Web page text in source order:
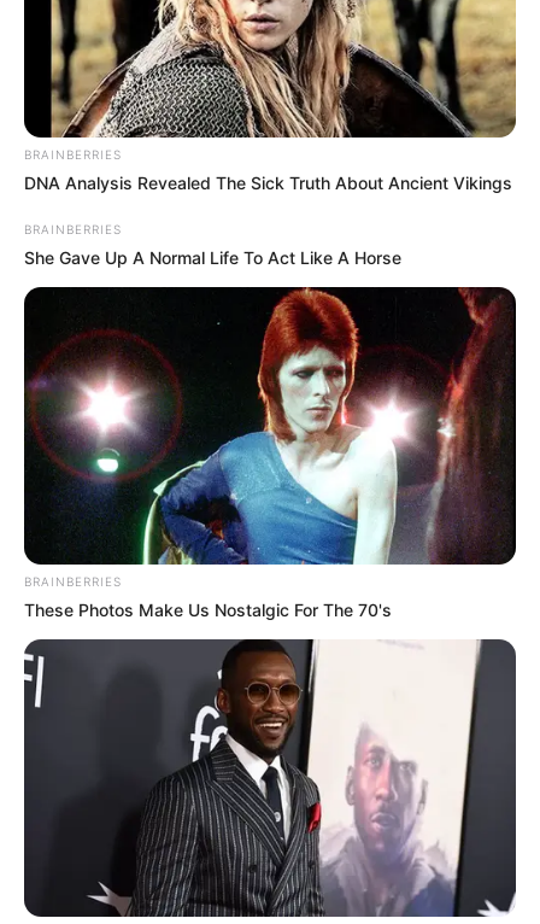
BRAINBERRIES
DNA Analysis Revealed The Sick Truth About Ancient Vikings
BRAINBERRIES
She Gave Up A Normal Life To Act Like A Horse
BRAINBERRIES
These Photos Make Us Nostalgic For The 70's